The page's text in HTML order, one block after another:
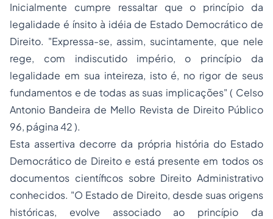
Inicialmente cumpre ressaltar que o princípio da
legalidade é ínsito à idéia de Estado Democrático de
Direito. "Expressa-se, assim, sucintamente, que nele
rege, com indiscutido império, o princípio da
legalidade em sua inteireza, isto é, no rigor de seus
fundamentos e de todas as suas implicações" ( Celso
Antonio Bandeira de Mello Revista de Direito Público
96, página 42 ).
Esta assertiva decorre da própria história do Estado
Democrático de Direito e está presente em todos os
documentos científicos sobre Direito Administrativo
conhecidos. "O Estado de Direito, desde suas origens
históricas, evolve associado ao princípio da